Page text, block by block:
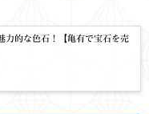
力的な色石！【亀有で宝石を売